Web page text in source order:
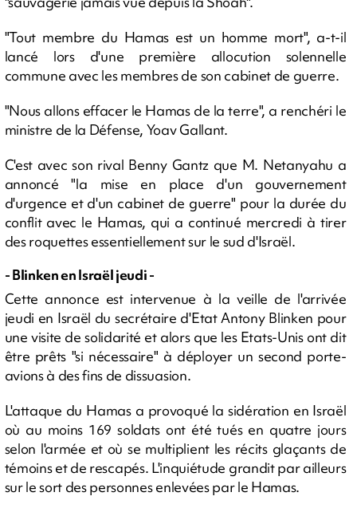
"Tout membre du Hamas est un homme mort", a-t-il
lancé lors d'une première allocution solennelle
commune avec les membres de son cabinet de guerre.
"Nous allons effacer le Hamas de la terre", a renchéri le
ministre de la Défense, Yoav Gallant.
C'est avec son rival Benny Gantz que M. Netanyahu a
annoncé "la mise en place d'un gouvernement
d'urgence et d'un cabinet de guerre" pour la durée du
conflit avec le Hamas, qui a continué mercredi à tirer
des roquettes essentiellement sur le sud d'Israël.
- Blinken en Israël jeudi -
Cette annonce est intervenue à la veille de l'arrivée
jeudi en Israël du secrétaire d'Etat Antony Blinken pour
une visite de solidarité et alors que les Etats-Unis ont dit
être prêts "si nécessaire" à déployer un second porte-
avions à des fins de dissuasion.
L'attaque du Hamas a provoqué la sidération en Israël
où au moins 169 soldats ont été tués en quatre jours
selon l'armée et où se multiplient les récits glaçants de
témoins et de rescapés. L'inquiétude grandit par ailleurs
sur le sort des personnes enlevées par le Hamas.